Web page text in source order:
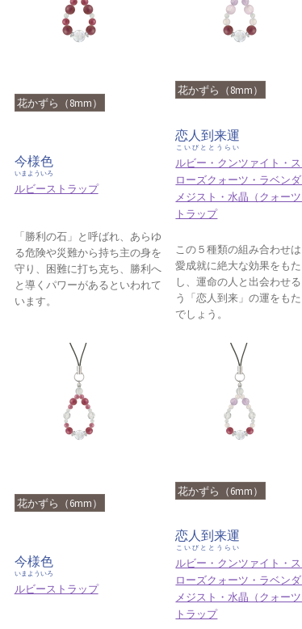
花かずら（8mm）
今様色
いまよういろ
ルビーストラップ
「勝利の石」と呼ばれ、あらゆ
る危険や災難から持ち主の身を
守り、困難に打ち克ち、勝利へ
と導くパワーがあるといわれて
います。
花かずら（8mm）
恋人到来運
こいびととうらい
ルビー・クンツァイト・
ローズクォーツ・ラベン
メジスト・水晶（クォー
トラップ
この５種類の組み合わせ
愛成就に絶大な効果をも
し、運命の人と出会わせ
う「恋人到来」の運をも
でしょう。
花かずら（6mm）
今様色
いまよういろ
ルビーストラップ
花かずら（6mm）
恋人到来運
こいびととうらい
ルビー・クンツァイト・
ローズクォーツ・ラベン
メジスト・水晶（クォー
トラップ